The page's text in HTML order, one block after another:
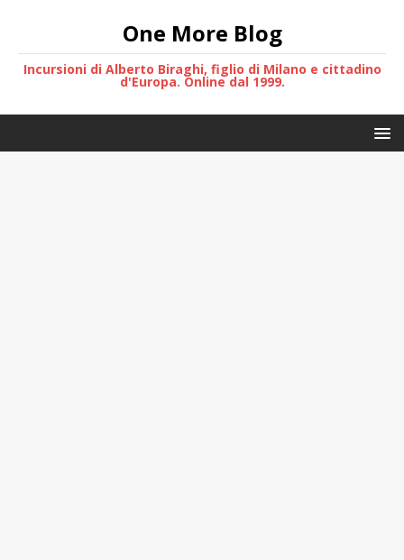
One More Blog
Incursioni di Alberto Biraghi, figlio di Milano e cittadino
d'Europa. Online dal 1999.